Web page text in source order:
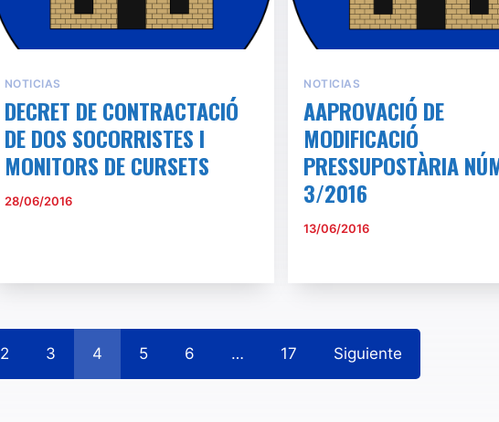
NOTICIAS
DECRET DE CONTRACTACIÓ
DE DOS SOCORRISTES I
MONITORS DE CURSETS
28/06/2016
NOTICIAS
AAPROVACIÓ DE
MODIFICACIÓ
PRESSUPOSTÀRIA
3/2016
13/06/2016
2 3 4 5 6 … 17 Siguiente